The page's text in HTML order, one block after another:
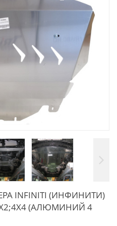
INFINITI (ИНФИНИТИ)
(АЛЮМИНИЙ 4